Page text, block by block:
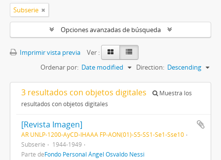
Subserie
Opciones avanzadas de búsqueda
Imprimir vista previa
Ver :
Ordenar por: Date modified Direction: Descending
3 resultados con objetos digitales
Muestra los
resultados con objetos digitales
[Revista Imagen]
AR UNLP-1200-AyCD-IHAAA FP-AON(01)-S5-SS1-Se1-Sse10
Subserie
1944-1949
Parte deFondo Personal Ángel Osvaldo Nessi